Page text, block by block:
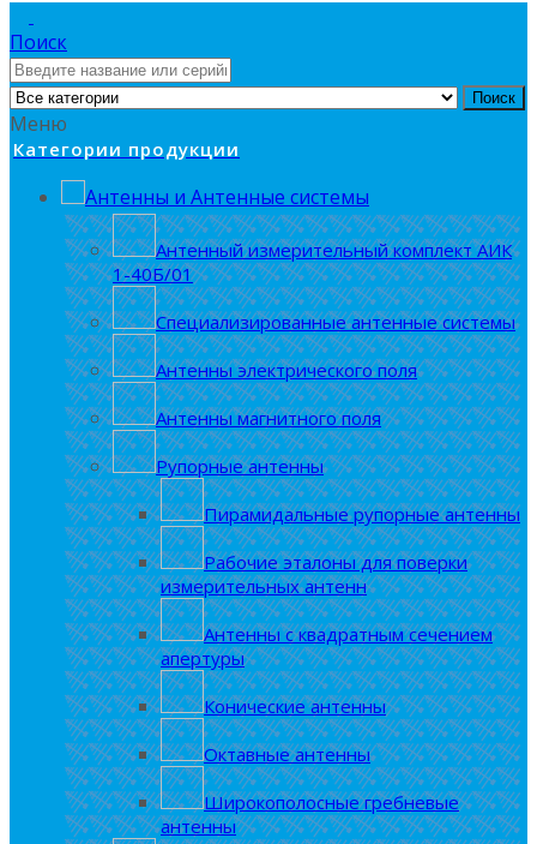
Поиск
Поиск
Меню
Категории продукции
Антенны и Антенные системы
Антенный измерительный комплект АИК
1-40Б/01
Специализированные антенные системы
Антенны электрического поля
Антенны магнитного поля
Рупорные антенны
Пирамидальные рупорные антенны
Рабочие эталоны для поверки
измерительных антенн
Антенны с квадратным сечением
апертуры
Конические антенны
Октавные антенны
Широкополосные гребневые
антенны